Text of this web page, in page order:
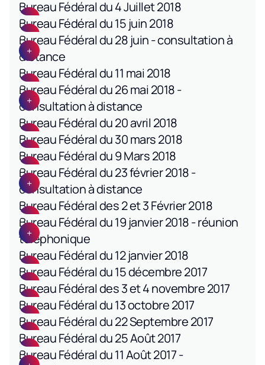
Bureau Fédéral du 4 Juillet 2018
Bureau Fédéral du 15 juin 2018
Bureau Fédéral du 28 juin - consultation à
distance
Bureau Fédéral du 11 mai 2018
Bureau Fédéral du 26 mai 2018 -
consultation à distance
Bureau Fédéral du 20 avril 2018
Bureau Fédéral du 30 mars 2018
Bureau Fédéral du 9 Mars 2018
Bureau Fédéral du 23 février 2018 -
consultation à distance
Bureau Fédéral des 2 et 3 Février 2018
Bureau Fédéral du 19 janvier 2018 - réunion
téléphonique
Bureau Fédéral du 12 janvier 2018
Bureau Fédéral du 15 décembre 2017
Bureau Fédéral des 3 et 4 novembre 2017
Bureau Fédéral du 13 octobre 2017
Bureau Fédéral du 22 Septembre 2017
Bureau Fédéral du 25 Août 2017
Bureau Fédéral du 11 Août 2017 -